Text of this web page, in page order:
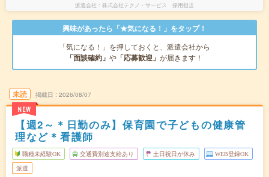
派遣会社 株式会社テクノ・サービス 採用担当
興味があったら「★気になる！」をタップ！
「気になる！」を押しておくと、派遣会社から
「面談確約」 や 「応募歓迎」 が届きます！
未読
NEW
掲載日 2026/08/07
【週2～＊日勤のみ】保育園で子どもの健康管
理など＊看護師
職種未経験OK 交通費別途支給あり 土日祝日が休み WEB登録OK
派遣